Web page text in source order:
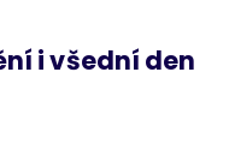
i všední den